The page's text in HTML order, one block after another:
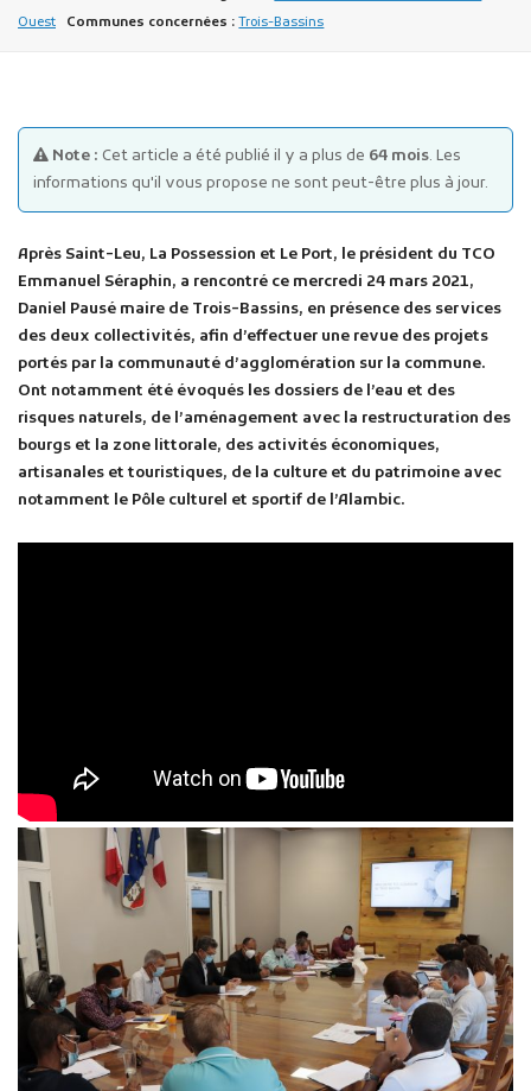
Projets financés par l'Europe
Plans d'accès
Ouest
Communes concernées : Trois-Bassins
Note : Cet article a été publié il y a plus de 64 mois. Les
informations qu'il vous propose ne sont peut-être plus à jour.
Après Saint-Leu, La Possession et Le Port, le président du TCO
Emmanuel Séraphin, a rencontré ce mercredi 24 mars 2021,
Daniel Pausé maire de Trois-Bassins, en présence des services
des deux collectivités, afin d’effectuer une revue des projets
portés par la communauté d’agglomération sur la commune.
Ont notamment été évoqués les dossiers de l’eau et des
risques naturels, de l’aménagement avec la restructuration des
bourgs et la zone littorale, des activités économiques,
artisanales et touristiques, de la culture et du patrimoine avec
notamment le Pôle culturel et sportif de l’Alambic.